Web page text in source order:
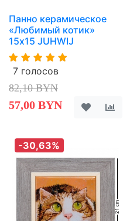
Панно керамическое
«Любимый котик»
15х15 JUHWIJ
7 голосов
82,10 BYN
57,00 BYN
-30,63%